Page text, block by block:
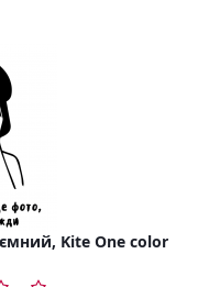
Kite One color